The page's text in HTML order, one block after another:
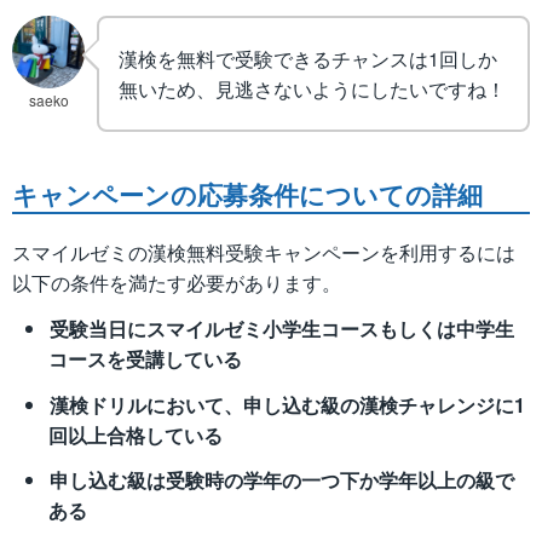
saeko
漢検を無料で受験できるチャンスは1回しか
無いため、見逃さないようにしたいですね！
キャンペーンの応募条件についての詳細
スマイルゼミの漢検無料受験キャンペーンを利用するには
以下の条件を満たす必要があります。
受験当日にスマイルゼミ小学生コースもしくは中学生
コースを受講している
漢検ドリルにおいて、申し込む級の漢検チャレンジに1
回以上合格している
申し込む級は受験時の学年の一つ下か学年以上の級で
ある